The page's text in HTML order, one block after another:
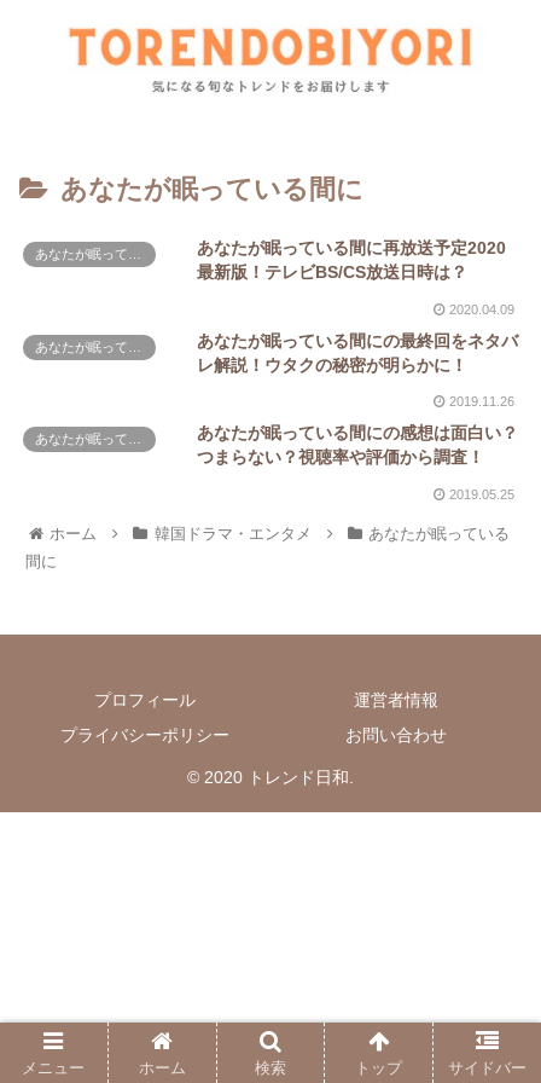
あなたが眠っている間に
あなたが眠っている間に再放送予定2020
最新版！テレビBS/CS放送日時は？
2020.04.09
あなたが眠っている間にの最終回をネタバ
レ解説！ウタクの秘密が明らかに！
2019.11.26
あなたが眠っている間にの感想は面白い？
つまらない？視聴率や評価から調査！
2019.05.25
ホーム 韓国ドラマ・エンタメ
あなたが眠っている
間に
プロフィール
運営者情報
プライバシーポリシー
お問い合わせ
© 2020 トレンド日和.
メニュー ホーム 検索 トップ サイドバー